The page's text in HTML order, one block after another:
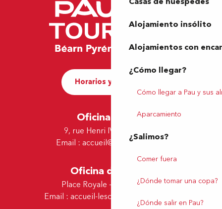
Alojamiento insólito
Alojamientos con
¿Cómo llegar?
Cómo llegar a Pau y sus
Aparcamiento
¿Salimos?
Comer fuera
¿Dónde tomar una copa?
¿Dónde salir en Pau?
Horarios y contacto
Oficina de Pau
9, rue Henri IV - 64000 Pau
Email : accueil@tourismepau.fr
Oficina de Lescar
Place Royale - 64230 Lescar
Email : accueil-lescar@tourismepau.fr